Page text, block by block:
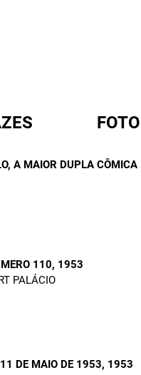
A MAIOR DUPLA
110, 1953
PALÁCIO
DE MAIO DE 1953, 1953
DE BUSCA